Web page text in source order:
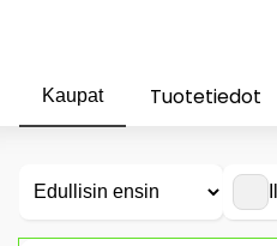
Kaupat Tuotetiedot